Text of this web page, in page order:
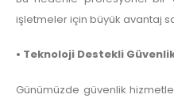
işletmeler için büyük avantaj
• Teknoloji Destekli
Günümüzde güvenlik